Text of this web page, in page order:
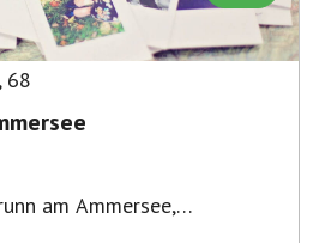
, 68
am Ammersee,